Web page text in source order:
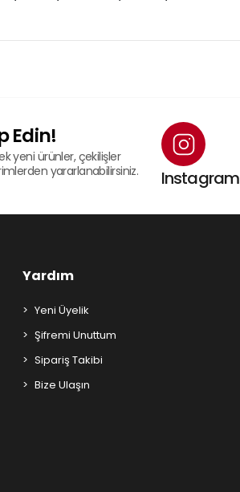
Edin!
yeni ürünler, çekilişler
yararlanabilirsiniz.
Instagram
Yardım
Yeni Üyelik
Şifremi Unuttum
Sipariş Takibi
Bize Ulaşın